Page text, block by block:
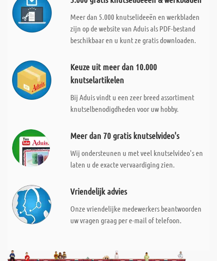
Meer dan 5.000 knutselideeën en werkbladen
zijn op de website van Aduis als PDF-bestand
beschikbaar en u kunt ze gratis downloaden.
Keuze uit meer dan 10.000
knutselartikelen
Bij Aduis vindt u een zeer breed assortiment
knutselbenodigdheden voor uw hobby.
Meer dan 70 gratis knutselvideo's
Wij ondersteunen u met veel knutselvideo's en
laten u de exacte vervaardiging zien.
Vriendelijk advies
Onze vriendelijke medewerkers beantwoorden
uw vragen graag per e-mail of telefoon.